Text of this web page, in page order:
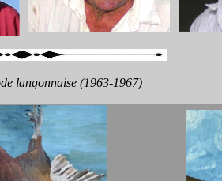
langonnaise (1963-1967)